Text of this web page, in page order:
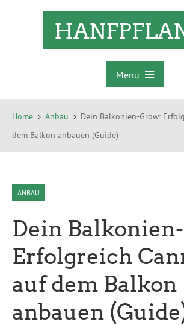
Menu
Home Anbau
Dein Balkonien-Grow:
dem Balkon anbauen (Guide)
ANBAU
Dein
Erfolgreich
auf dem Balkon
anbauen